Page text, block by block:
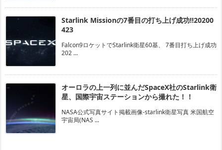
Starlink Missionの7番目の打ち上げ成功!!20200
423
Falcon9ロケットでStarlink衛星60基、 7番目打ち上げ成功
202 ...
オーロラの上一列に並んだSpaceX社のStarlink衛
星、国際宇宙ステーションから撮れた！！
NASA公式写真サイト掲載画像-starlink衛星写真 米国航空
宇宙局(NAS ...